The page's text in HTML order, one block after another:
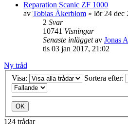
Reparation Scanic ZF 1000
av Tobias Åkerblom » lör 24 dec
2 Svar
10741 Visningar
Senaste inläggetav Jonas
tis 03 jan 2017, 21:02
Ny tråd
Visa:
Sortera efter:
124 trådar